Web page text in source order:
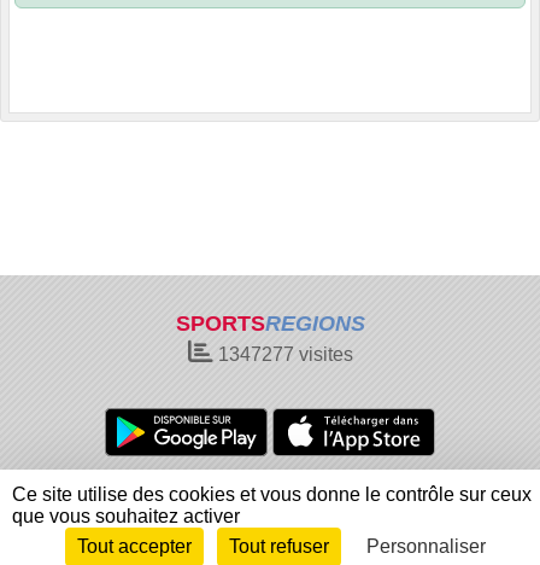
SPORTSREGIONS
1347277 visites
Charte cookies
Gestion des cookies
Informations légales
Signaler un contenu inapproprié
Envie de participer ?
Connexion
Ce site utilise des cookies et vous donne le contrôle sur ceux
que vous souhaitez activer
Tout accepter
Tout refuser Personnaliser